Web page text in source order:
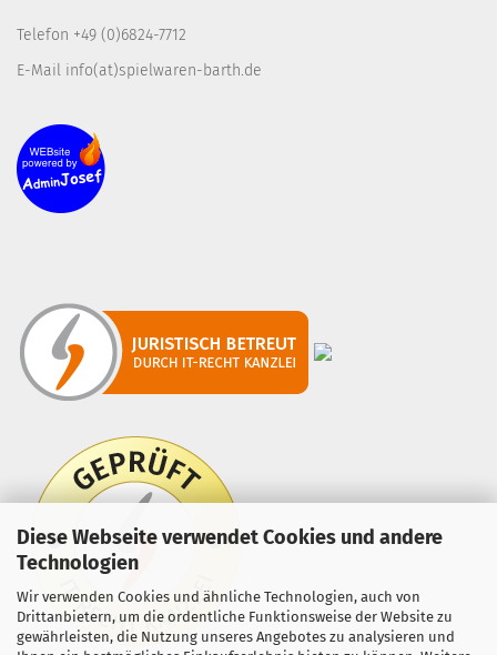
Diese Webseite verwendet Cookies und andere
Technologien
Wir verwenden Cookies und ähnliche Technologien, auch von
Drittanbietern, um die ordentliche Funktionsweise der Website zu
gewährleisten, die Nutzung unseres Angebotes zu analysieren und
Telefon +49 (0)6824-7712
E-Mail info(at)spielwaren-barth.de